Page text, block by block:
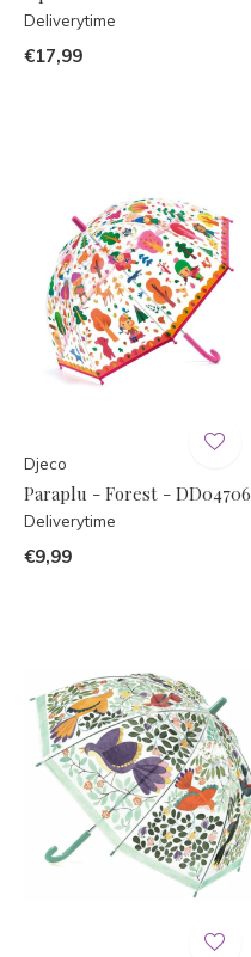
Deliverytime
€17,99
Djeco
Paraplu - Forest - DD04706
Deliverytime
€9,99